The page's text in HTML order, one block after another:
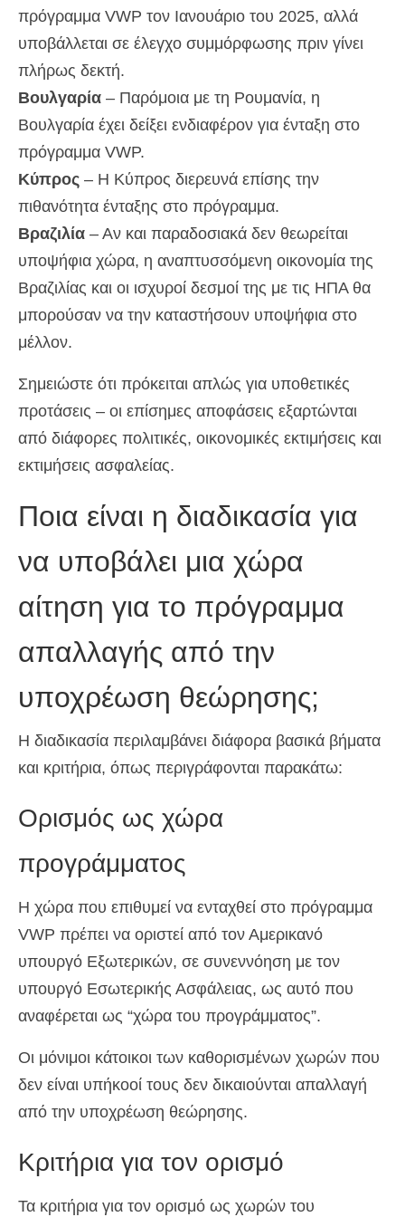
πρόγραμμα VWP τον Ιανουάριο του 2025, αλλά
υποβάλλεται σε έλεγχο συμμόρφωσης πριν γίνει
πλήρως δεκτή.
Βουλγαρία – Παρόμοια με τη Ρουμανία, η
Βουλγαρία έχει δείξει ενδιαφέρον για ένταξη στο
πρόγραμμα VWP.
Κύπρος – Η Κύπρος διερευνά επίσης την
πιθανότητα ένταξης στο πρόγραμμα.
Βραζιλία – Αν και παραδοσιακά δεν θεωρείται
υποψήφια χώρα, η αναπτυσσόμενη οικονομία της
Βραζιλίας και οι ισχυροί δεσμοί της με τις ΗΠΑ θα
μπορούσαν να την καταστήσουν υποψήφια στο
μέλλον.
Σημειώστε ότι πρόκειται απλώς για υποθετικές
προτάσεις – οι επίσημες αποφάσεις εξαρτώνται
από διάφορες πολιτικές, οικονομικές εκτιμήσεις και
εκτιμήσεις ασφαλείας.
Ποια είναι η διαδικασία για
να υποβάλει μια χώρα
αίτηση για το πρόγραμμα
απαλλαγής από την
υποχρέωση θεώρησης;
Η διαδικασία περιλαμβάνει διάφορα βασικά βήματα
και κριτήρια, όπως περιγράφονται παρακάτω:
Ορισμός ως χώρα
προγράμματος
Η χώρα που επιθυμεί να ενταχθεί στο πρόγραμμα
VWP πρέπει να οριστεί από τον Αμερικανό
υπουργό Εξωτερικών, σε συνεννόηση με τον
υπουργό Εσωτερικής Ασφάλειας, ως αυτό που
αναφέρεται ως “χώρα του προγράμματος”.
Οι μόνιμοι κάτοικοι των καθορισμένων χωρών που
δεν είναι υπήκοοί τους δεν δικαιούνται απαλλαγή
από την υποχρέωση θεώρησης.
Κριτήρια για τον ορισμό
Τα κριτήρια για τον ορισμό ως χωρών του